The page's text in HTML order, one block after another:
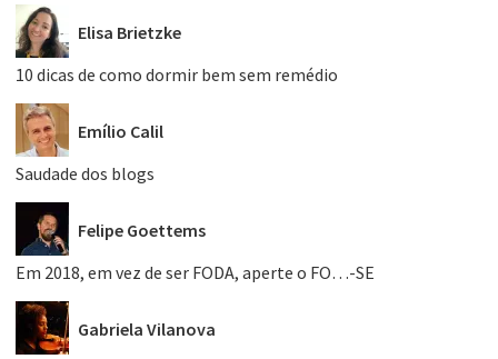
Elisa Brietzke
10 dicas de como dormir bem sem remédio
Emílio Calil
Saudade dos blogs
Felipe Goettems
Em 2018, em vez de ser FODA, aperte o FO…-SE
Gabriela Vilanova